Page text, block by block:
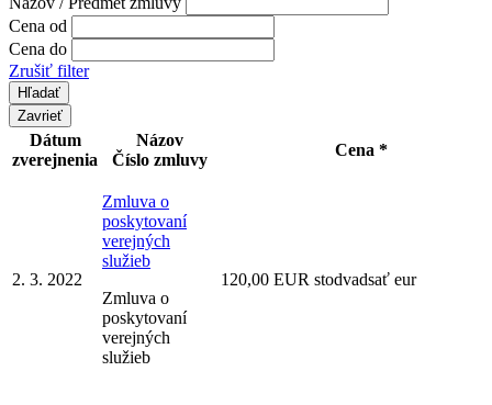
Cena od
Cena do
Zrušiť filter
Zavrieť
Dátum
zverejnenia
Názov
Číslo zmluvy
Cena *
2. 3. 2022
Zmluva o
poskytovaní
verejných
služieb
Zmluva o
poskytovaní
verejných
služieb
120,00 EUR stodvadsať eur